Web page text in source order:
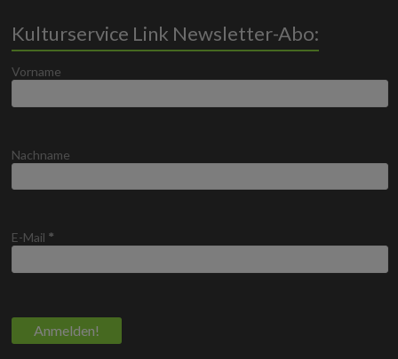
b
o
er
Kulturservice Link Newsletter-Abo:
Vorname
Nachname
E-Mail *